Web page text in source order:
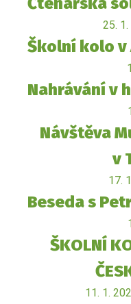
25.
Školní kolo v
Nahrávání v
Návštěva
v
17.
Beseda s
ŠKOLNÍ
11. 1.